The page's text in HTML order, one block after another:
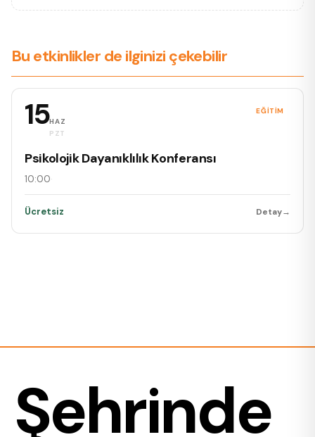
Bu etkinlikler de ilginizi çekebilir
15HAZ
PZT
EĞITIM
Psikolojik Dayanıklılık Konferansı
10:00·
Ücretsiz Detay→
Şehrinde